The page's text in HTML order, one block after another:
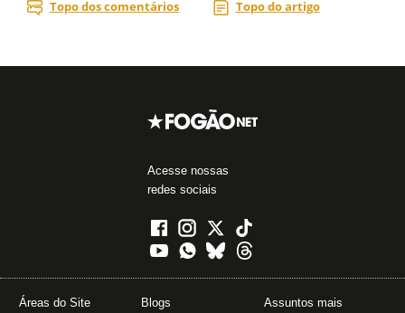
Acesse nossas
redes sociais
Áreas do Site Blogs
Assuntos mais